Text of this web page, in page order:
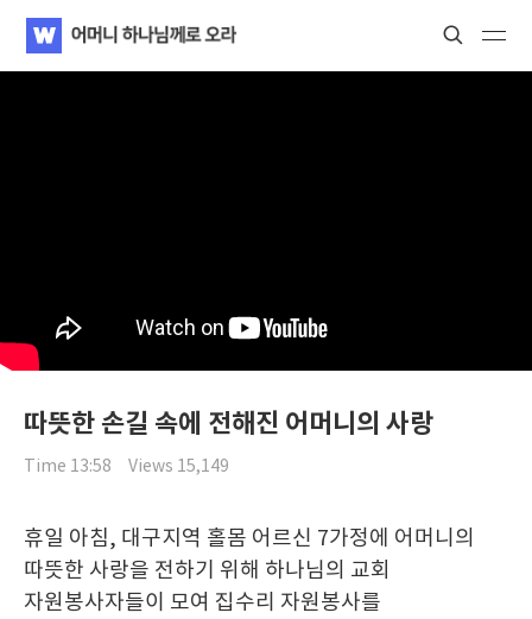
WATV Search
Search Search
따뜻한 손길 속에 전해진 어머니의 사랑
Time 13:58 Views 15,149
휴일 아침, 대구지역 홀몸 어르신 7가정에 어머니의
따뜻한 사랑을 전하기 위해 하나님의 교회
자원봉사자들이 모여 집수리 자원봉사를